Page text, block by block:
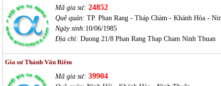
Mã gia sư: 24852
Quê quán: TP. Phan Rang - Tháp Chàm - Khánh Hòa -
Ngày sinh:10/06/1985
Địa chỉ: Duong 21/8 Phan Rang Thap Cham Ninh Thuan
Gia sư Thành Văn Riêm
Mã gia sư: 39904